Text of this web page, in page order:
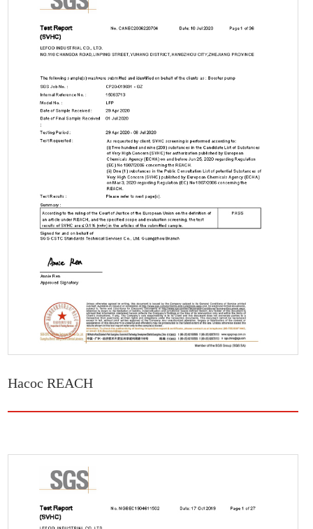
Насос REACH